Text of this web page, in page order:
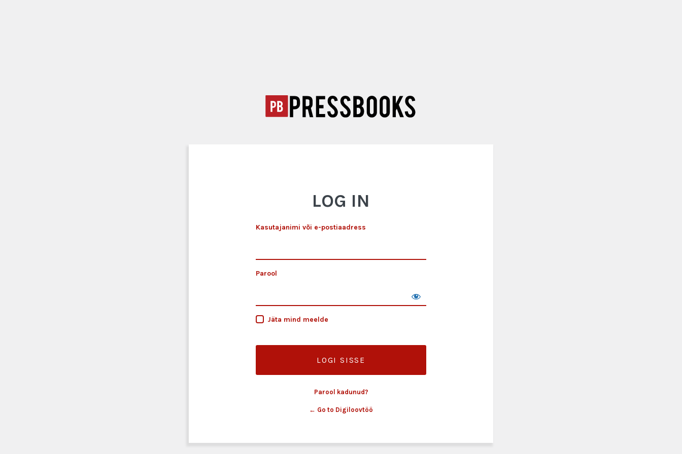
LOG IN
Kasutajanimi või e-postiaadress
Parool
Jäta mind meelde
Parool kadunud?
← Go to Digiloovtöö